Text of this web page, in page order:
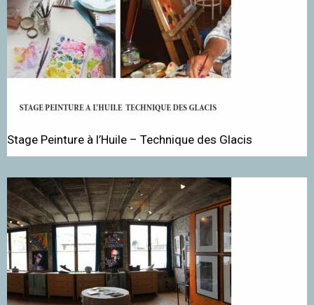
Stage Peinture à l’Huile – Technique des Glacis